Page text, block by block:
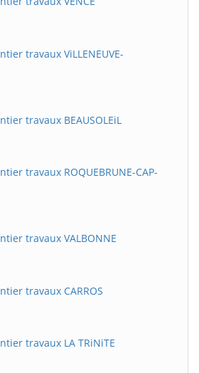
travaux ViLLENEUVE-
travaux BEAUSOLEiL
travaux ROQUEBRUNE-CAP-
travaux VALBONNE
travaux CARROS
travaux LA TRiNiTE